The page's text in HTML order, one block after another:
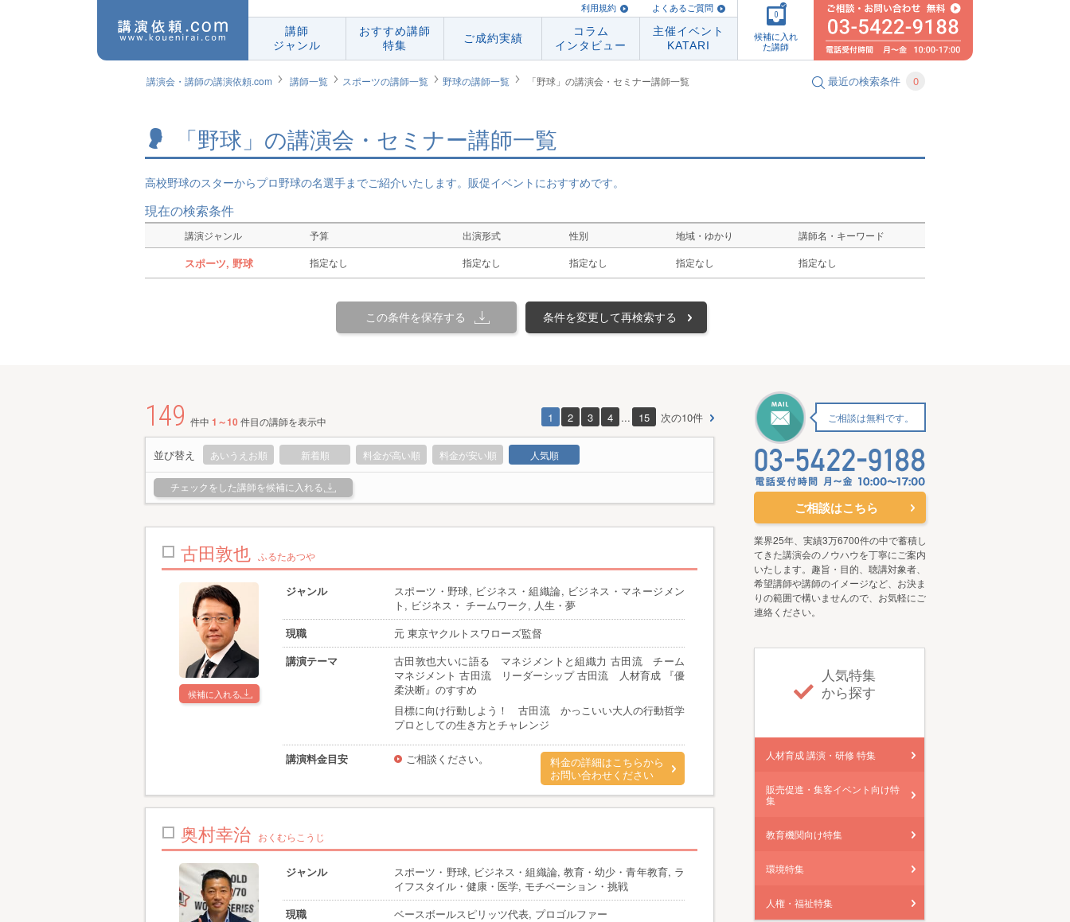
利用規約 よくあるご質問
講師
ジャンル
おすすめ講師
特集
ご成約実績
コラム
インタビュー
主催イベント
KATARI
0
候補に入れ
た講師
講演会・講師の講演依頼.com 講師一覧 スポーツの講師一覧 野球の講師一覧 「野球」の講演会・セミナー講師一覧 最近の検索条件 0
「野球」の講演会・セミナー講師一覧
高校野球のスターからプロ野球の名選手までご紹介いたします。販促イベントにおすすめです。
現在の検索条件
講演ジャンル 予算 出演形式 性別 地域・ゆかり 講師名・キーワード
スポーツ, 野球 指定なし 指定なし 指定なし 指定なし 指定なし
この条件を保存する 条件を変更して再検索する
149 件中 1～10件目の講師を表示中 1 2 3 4 ... 15 次の10件
並び替え あいうえお順 新着順 料金が高い順 料金が安い順 人気順
チェックをした講師を候補に入れる
古田敦也 ふるたあつや
候補に入れる
ジャンル
スポーツ・野球, ビジネス・組織論, ビジネス・マネージメン
ト, ビジネス・ チームワーク, 人生・夢
現職
元 東京ヤクルトスワローズ監督
講演テーマ
古田敦也大いに語る マネジメントと組織力 古田流 チーム
マネジメント 古田流 リーダーシップ 古田流 人材育成 『優
柔決断』のすすめ
目標に向け行動しよう！ 古田流 かっこいい大人の行動哲学
プロとしての生き方とチャレンジ
講演料金目安 ご相談ください。
料金の詳細はこちらから
お問い合わせください
奥村幸治 おくむらこうじ
ジャンル
スポーツ・野球, ビジネス・組織論, 教育・幼少・青年教育, ラ
イフスタイル・健康・医学, モチベーション・挑戦
現職
ベースボールスピリッツ代表, プロゴルファー
ご相談は無料です。
ご相談はこちら
業界25年、実績3万6700件の中で蓄積し
てきた講演会のノウハウを丁寧にご案内
いたします。趣旨・目的、聴講対象者、
希望講師や講師のイメージなど、お決ま
りの範囲で構いませんので、お気軽にご
連絡ください。
人気特集
から探す
人材育成 講演・研修 特集
販売促進・集客イベント向け特
集
教育機関向け特集
環境特集
人権・福祉特集